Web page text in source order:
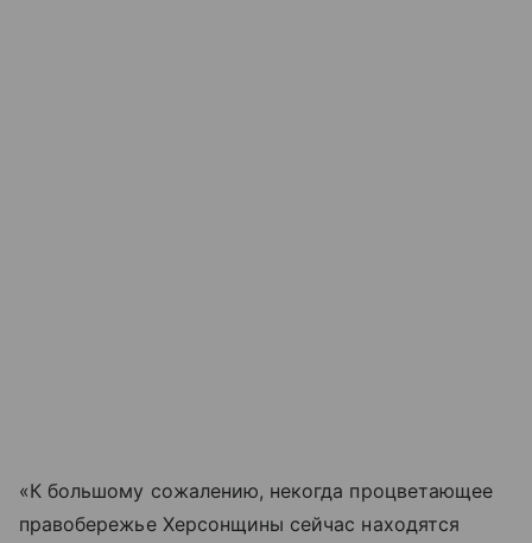
«К большому сожалению, некогда процветающее
правобережье Херсонщины сейчас находятся